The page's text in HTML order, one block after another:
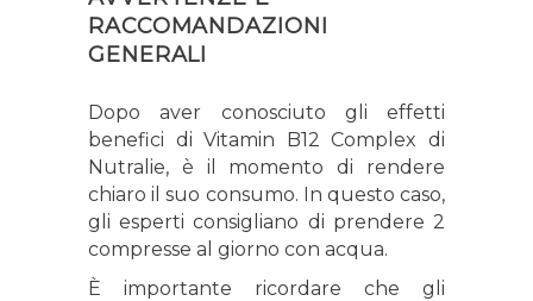
RACCOMANDAZIONI
GENERALI
Dopo aver conosciuto gli effetti
benefici di Vitamin B12 Complex di
Nutralie, è il momento di rendere
chiaro il suo consumo. In questo caso,
gli esperti consigliano di prendere 2
compresse al giorno con acqua.
È importante ricordare che gli